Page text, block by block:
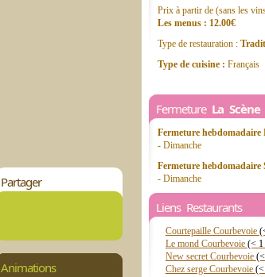
Partager
Animations
Prix à partir de (sans les
Les menus : 12.00€
Type de restauration :
Type de cuisine : Français
Fermeture La Scène
Fermeture hebdomadaire
- Dimanche
Fermeture hebdomadaire
- Dimanche
Liens Restaurants
Courtepaille Courbevoie
Le mond Courbevoie (<
New secret Courbevoie
Chez serge Courbevoie